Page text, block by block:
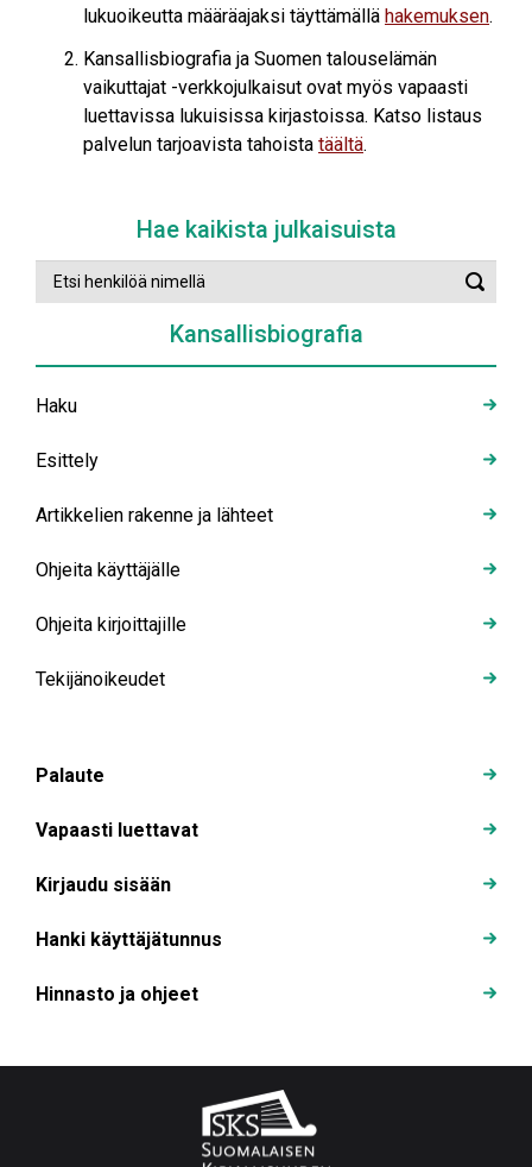
lukuoikeutta määräajaksi täyttämällä hakemuksen.
Kansallisbiografia ja Suomen talouselämän
vaikuttajat -verkkojulkaisut ovat myös vapaasti
luettavissa lukuisissa kirjastoissa. Katso listaus
palvelun tarjoavista tahoista täältä.
Hae kaikista julkaisuista
Etsi
henkilöä
haku
Kansallisbiografia
Haku
Esittely
Artikkelien rakenne ja lähteet
Ohjeita käyttäjälle
Ohjeita kirjoittajille
Tekijänoikeudet
Palaute
Vapaasti luettavat
Kirjaudu sisään
Hanki käyttäjätunnus
Hinnasto ja ohjeet